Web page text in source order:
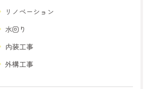
リノベーション
水回り
内装工事
外構工事